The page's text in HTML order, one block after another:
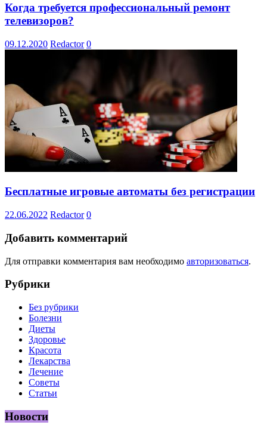
Когда требуется профессиональный ремонт
телевизоров?
09.12.2020 Redactor 0
Бесплатные игровые автоматы без регистрации
22.06.2022 Redactor 0
Добавить комментарий
Для отправки комментария вам необходимо авторизоваться.
Рубрики
Без рубрики
Болезни
Диеты
Здоровье
Красота
Лекарства
Лечение
Советы
Статьи
Новости